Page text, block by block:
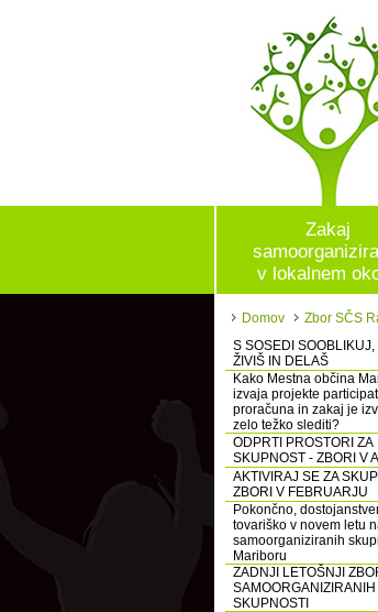
Zakaj
v lokalnem
Domov
Zbor SČS
S SOSEDI SOOBLIKUJ,
ŽIVIŠ IN DELAŠ
Kako Mestna občina
izvaja projekte
proračuna in zakaj je
zelo težko slediti?
ODPRTI PROSTORI ZA
SKUPNOST - ZBORI V
AKTIVIRAJ SE ZA
ZBORI V FEBRUARJU
Pokončno,
tovariško v novem letu
samoorganiziranih
Mariboru
ZADNJI LETOŠNJI
SAMOORGANIZIRANIH
SKUPNOSTI